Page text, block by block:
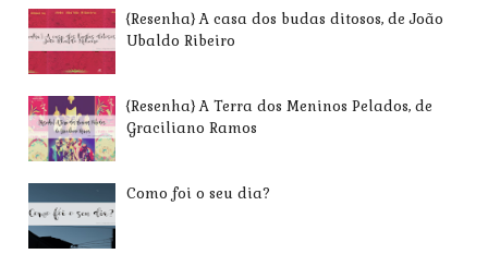
{Resenha} A casa dos budas ditosos, de João
Ubaldo Ribeiro
{Resenha} A Terra dos Meninos Pelados, de
Graciliano Ramos
Como foi o seu dia?